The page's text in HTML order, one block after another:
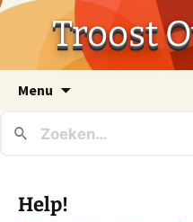
Troost
Menu
inhoud
Help!